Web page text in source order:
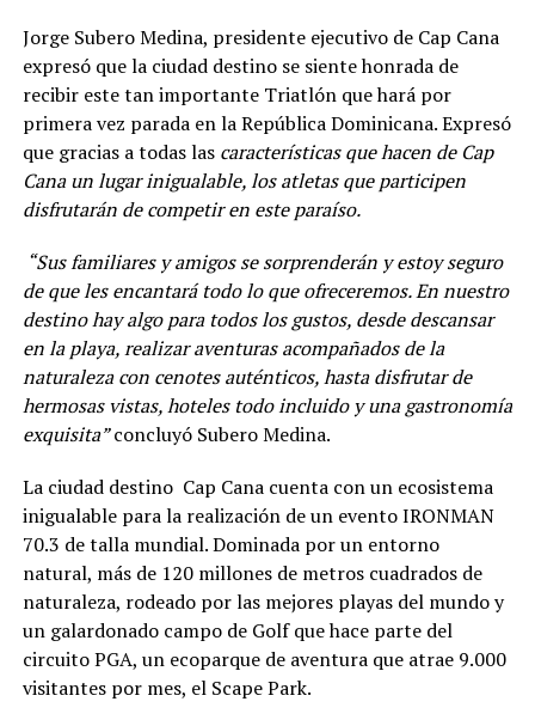
Jorge Subero Medina, presidente ejecutivo de Cap Cana
expresó que la ciudad destino se siente honrada de
recibir este tan importante Triatlón que hará por
primera vez parada en la República Dominicana. Expresó
que gracias a todas las características que hacen de Cap
Cana un lugar inigualable, los atletas que participen
disfrutarán de competir en este paraíso.
“Sus familiares y amigos se sorprenderán y estoy seguro
de que les encantará todo lo que ofreceremos. En nuestro
destino hay algo para todos los gustos, desde descansar
en la playa, realizar aventuras acompañados de la
naturaleza con cenotes auténticos, hasta disfrutar de
hermosas vistas, hoteles todo incluido y una gastronomía
exquisita”concluyó Subero Medina.
La ciudad destino Cap Cana cuenta con un ecosistema
inigualable para la realización de un evento IRONMAN
70.3 de talla mundial. Dominada por un entorno
natural, más de 120 millones de metros cuadrados de
naturaleza, rodeado por las mejores playas del mundo y
un galardonado campo de Golf que hace parte del
circuito PGA, un ecoparque de aventura que atrae 9.000
visitantes por mes, el Scape Park.